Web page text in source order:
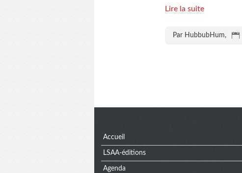
Lire la suite
Par HubbubHum,
Menu
Accueil
LSAA-éditions
Agenda